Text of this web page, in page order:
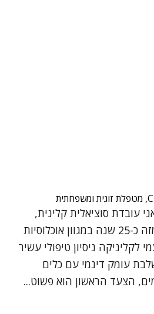
עובדת סוציאלית קלינית,
המטפלת בפסיכותרפיה מזה כ-25 שנה במגוון אוכלוסיות
לקליניקה ניסיון טיפולי עשיר
עומק דינמי עם כלים
הצעד הראשון הוא פשוט...